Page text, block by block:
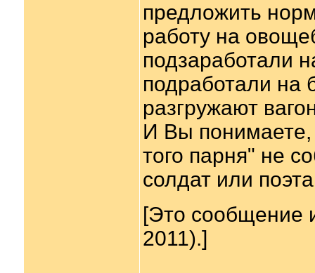
предложить
работу на
подзаработали
подработали на
разгружают
И Вы понимаете,
того парня" не
солдат или
[Это сообщение
2011).]